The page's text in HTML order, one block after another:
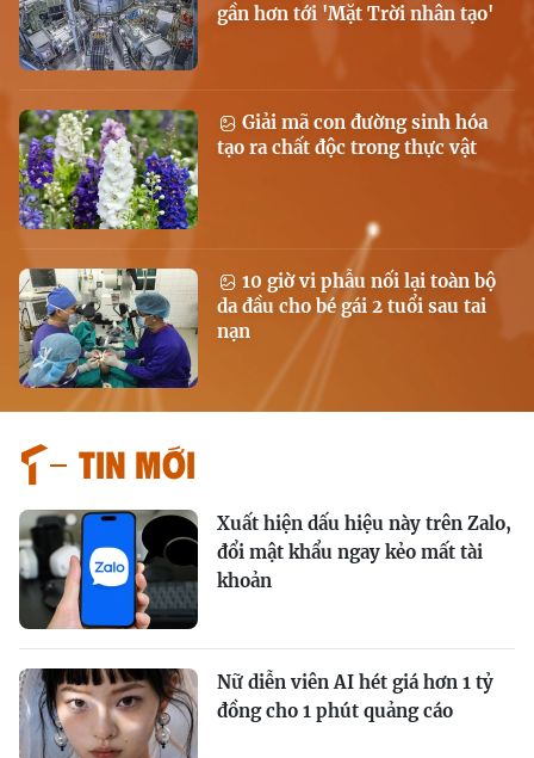
gần hơn tới 'Mặt Trời nhân tạo'
Giải mã con đường sinh hóa
tạo ra chất độc trong thực vật
10 giờ vi phẫu nối lại toàn bộ
da đầu cho bé gái 2 tuổi sau tai
nạn
Tin mới
Xuất hiện dấu hiệu này trên Zalo,
đổi mật khẩu ngay kẻo mất tài
khoản
Nữ diễn viên AI hét giá hơn 1 tỷ
đồng cho 1 phút quảng cáo